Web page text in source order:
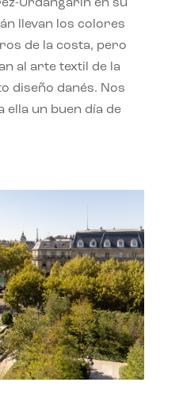
Urdangarín en su
llevan los colores
de la costa, pero
al arte textil de la
diseño danés. Nos
ella un buen día de